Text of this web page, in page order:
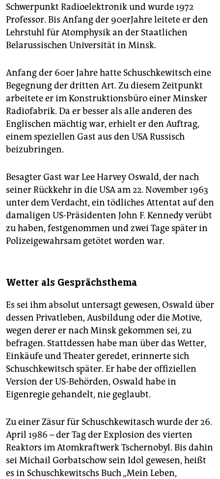
Schwerpunkt Radioelektronik und wurde 1972
Professor. Bis Anfang der 90erJahre leitete er den
Lehrstuhl für Atomphysik an der Staatlichen
Belarussischen Universität in Minsk.
Anfang der 60er Jahre hatte Schuschkewitsch eine
Begegnung der dritten Art. Zu diesem Zeitpunkt
arbeitete er im Konstruktionsbüro einer Minsker
Radiofabrik. Da er besser als alle anderen des
Englischen mächtig war, erhielt er den Auftrag,
einem speziellen Gast aus den USA Russisch
beizubringen.
Besagter Gast war Lee Harvey Oswald, der nach
seiner Rückkehr in die USA am 22. November 1963
unter dem Verdacht, ein tödliches Attentat auf den
damaligen US-Präsidenten John F. Kennedy verübt
zu haben, festgenommen und zwei Tage später in
Polizeigewahrsam getötet worden war.
Wetter als Gesprächsthema
Es sei ihm absolut untersagt gewesen, Oswald über
dessen Privatleben, Ausbildung oder die Motive,
wegen derer er nach Minsk gekommen sei, zu
befragen. Stattdessen habe man über das Wetter,
Einkäufe und Theater geredet, erinnerte sich
Schuschkewitsch später. Er habe der offiziellen
Version der US-Behörden, Oswald habe in
Eigenregie gehandelt, nie geglaubt.
Zu einer Zäsur für Schuschkewitasch wurde der 26.
April 1986 – der Tag der Explosion des vierten
Reaktors im Atomkraftwerk Tschernobyl. Bis dahin
sei Michail Gorbatschow sein Idol gewesen, heißt
es in Schuschkewitschs Buch „Mein Leben,